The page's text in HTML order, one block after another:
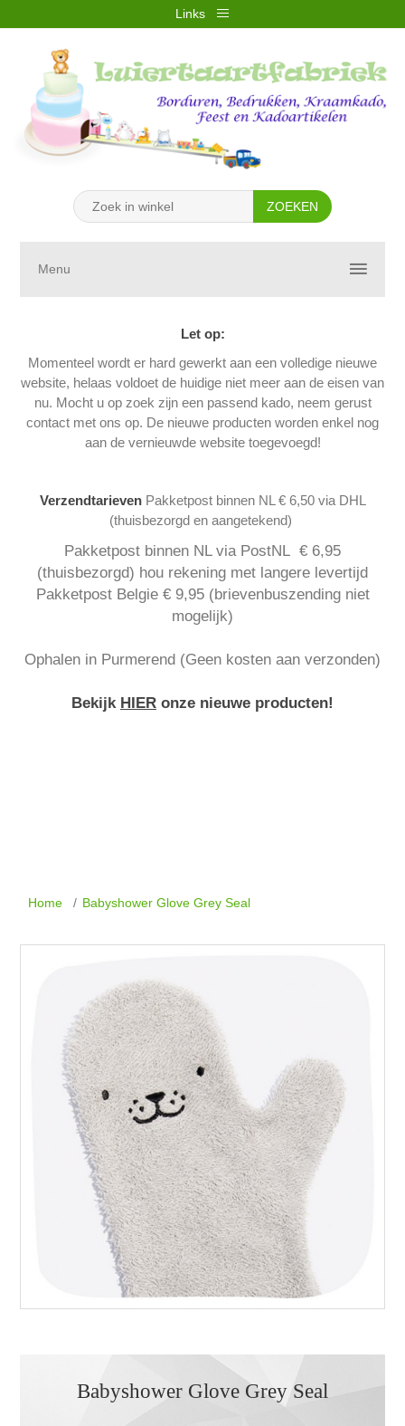
Links
REGISTREREN
WINKELWAGEN (0)
Menu
Let op:
Momenteel wordt er hard gewerkt aan een volledige nieuwe
website, helaas voldoet de huidige niet meer aan de eisen van
nu. Mocht u op zoek zijn een passend kado, neem gerust
contact met ons op. De nieuwe producten worden enkel nog
aan de vernieuwde website toegevoegd!
Verzendtarieven Pakketpost binnen NL € 6,50 via DHL
(thuisbezorgd en aangetekend)
Pakketpost binnen NL via PostNL € 6,95
(thuisbezorgd) hou rekening met langere levertijd
Pakketpost Belgie € 9,95 (brievenbuszending niet
mogelijk)
Ophalen in Purmerend (Geen kosten aan verzonden)
Bekijk HIER onze nieuwe producten!
Home / Babyshower Glove Grey Seal
Babyshower Glove Grey Seal